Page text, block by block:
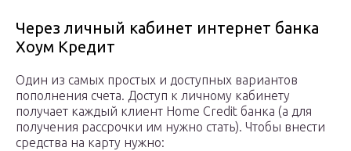
Через личный кабинет интернет банка
Хоум Кредит
Один из самых простых и доступных вариантов
пополнения счета. Доступ к личному кабинету
получает каждый клиент Home Credit банка (а для
получения рассрочки им нужно стать). Чтобы внести
средства на карту нужно: